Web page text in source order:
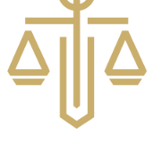
туралы